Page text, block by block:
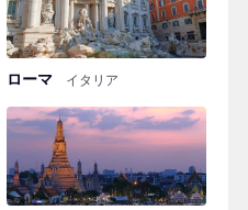
ローマ イタリア